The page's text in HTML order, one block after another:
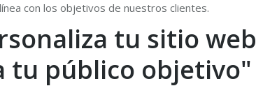
con los objetivos de nuestros clientes.
tu sitio
tu público objetivo"